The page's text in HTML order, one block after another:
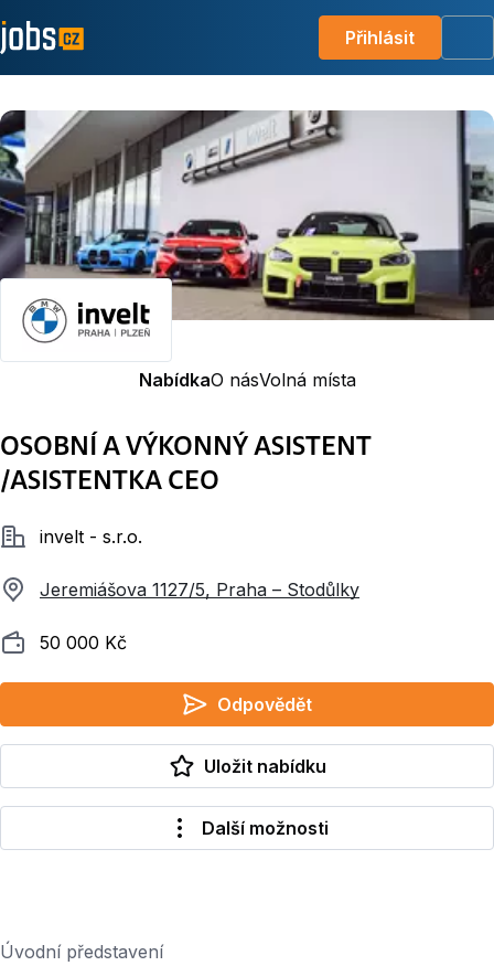
Přihlásit
NabídkaO násVolná místa
OSOBNÍ A VÝKONNÝ ASISTENT
/ASISTENTKA CEO
Společnostinvelt - s.r.o.
Jeremiášova 1127/5, Praha – Stodůlky
Plat 50 000 Kč
Odpovědět
Uložit nabídku
Další možnosti
Úvodní představení